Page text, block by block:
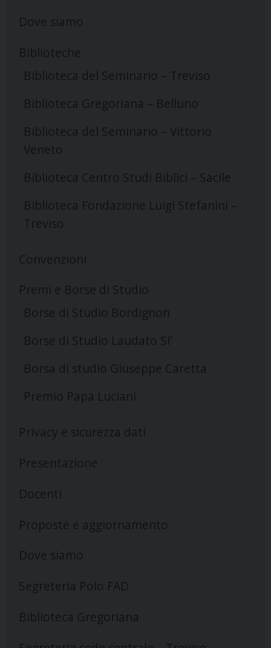
Dove siamo
Biblioteche
Biblioteca del Seminario – Treviso
Biblioteca Gregoriana – Belluno
Biblioteca del Seminario – Vittorio
Veneto
Biblioteca Centro Studi Biblici – Sacile
Biblioteca Fondazione Luigi Stefanini –
Treviso
Convenzioni
Premi e Borse di Studio
Borse di Studio Bordignon
Borse di Studio Laudato Si’
Borsa di studio Giuseppe Caretta
Premio Papa Luciani
Privacy e sicurezza dati
Presentazione
Docenti
Proposte e aggiornamento
Dove siamo
Segreteria Polo FAD
Biblioteca Gregoriana